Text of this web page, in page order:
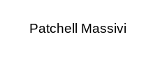
Patchell Massivi